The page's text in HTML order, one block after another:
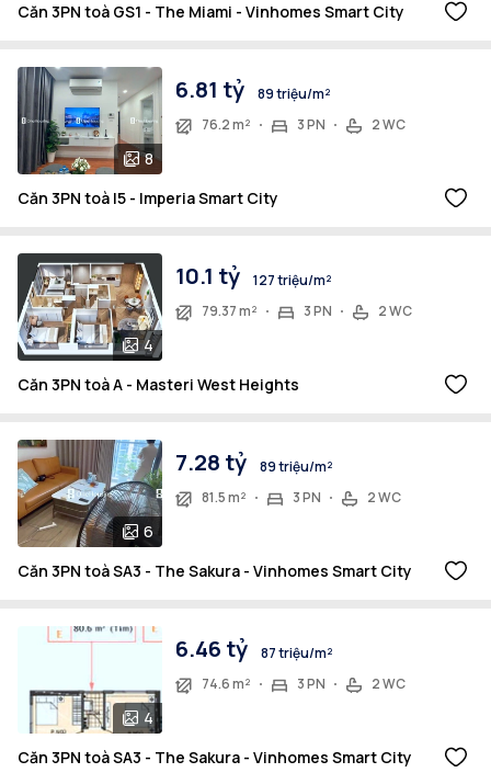
Căn 3PN toà GS1 - The Miami - Vinhomes Smart City
8
6.81 tỷ
89 triệu/m²
76.2 m²
3 PN 2 WC
Căn 3PN toà I5 - Imperia Smart City
4
10.1 tỷ
127 triệu/m²
79.37 m²
3 PN 2 WC
Căn 3PN toà A - Masteri West Heights
6
7.28 tỷ
89 triệu/m²
81.5 m²
3 PN 2 WC
Căn 3PN toà SA3 - The Sakura - Vinhomes Smart City
4
6.46 tỷ
87 triệu/m²
74.6 m²
3 PN 2 WC
Căn 3PN toà SA3 - The Sakura - Vinhomes Smart City